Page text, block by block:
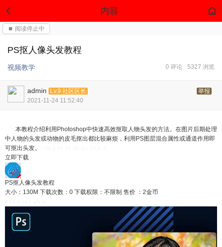
内容
⏹ 阅读停止中
PS抠人像头发教程
视频教学 5327 浏览
0 评论
admin Lv.9 社区区长
举报
2021-11-24 11:52:40
本教程介绍利用Photoshop中快速高效抠取人物头发的方法。在图片后期处理
中人物的头发或动物的皮毛抠出都比较麻烦，利用PS图层混合属性或通道作用即
可抠出头发。
立即下载
PS抠人像头发教程
大小：130M 下载次数：0 下载权限：不限制 售价 ：2金币